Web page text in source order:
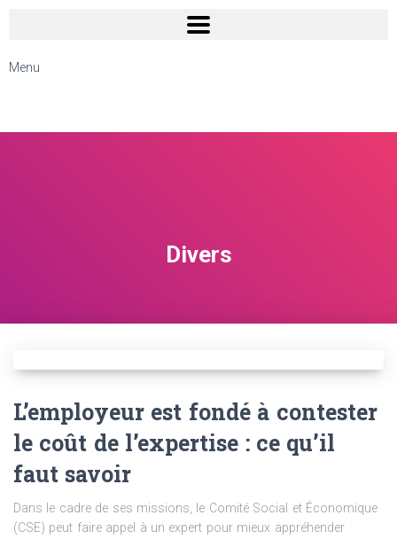
Menu
Divers
L’employeur est fondé à contester
le coût de l’expertise : ce qu’il
faut savoir
Dans le cadre de ses missions, le Comité Social et Économique
(CSE) peut faire appel à un expert pour mieux appréhender